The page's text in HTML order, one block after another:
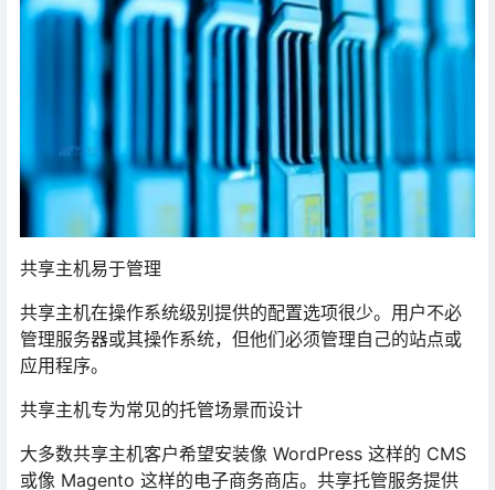
共享主机易于管理
共享主机在操作系统级别提供的配置选项很少。用户不必
管理服务器或其操作系统，但他们必须管理自己的站点或
应用程序。
共享主机专为常见的托管场景而设计
大多数共享主机客户希望安装像 WordPress 这样的 CMS
或像 Magento 这样的电子商务商店。共享托管服务提供